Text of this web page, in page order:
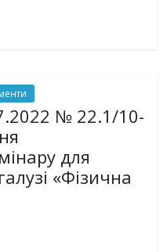
№ 22.1/10-
для
«Фізична